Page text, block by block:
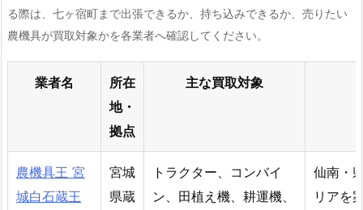
る際は、七ヶ宿町まで出張できるか、持ち込みできるか、売りたい
農機具が買取対象かを各業者へ確認してください。
業者名
所在
地・
拠点
主な買取対象
農機具王 宮
城白石蔵王
宮城
県蔵
トラクター、コンバイ
ン、田植え機、耕運機、
仙南・
リアを